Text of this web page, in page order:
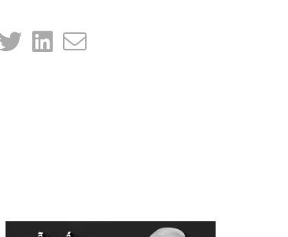
Giai điệu quê hương
Đến với bài thơ hay